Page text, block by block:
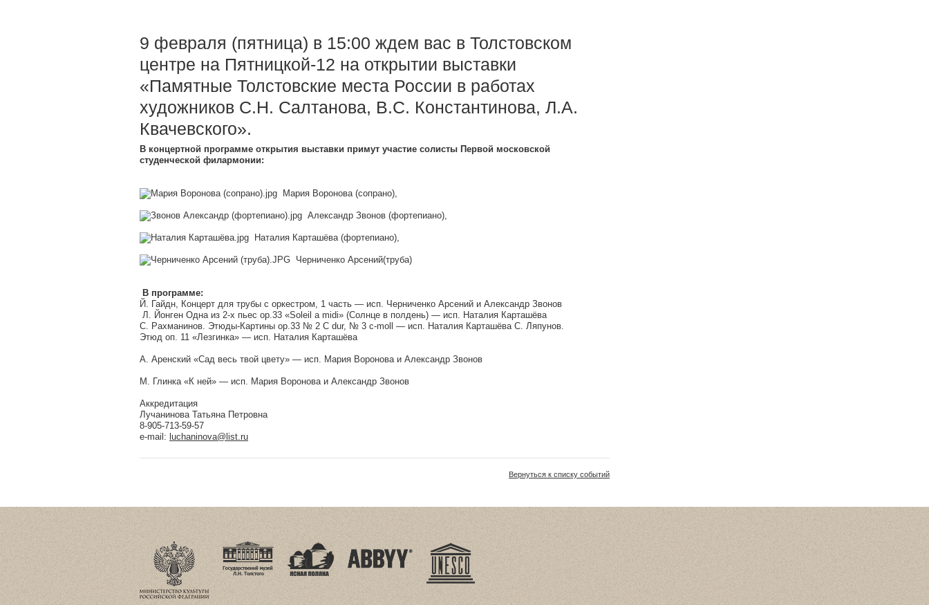
9 февраля (пятница) в 15:00 ждем вас в Толстовском
центре на Пятницкой-12 на открытии выставки
«Памятные Толстовские места России в работах
художников С.Н. Салтанова, В.С. Константинова, Л.А.
Квачевского».
В концертной программе открытия выставки примут участие солисты Первой московской
студенческой филармонии:
Мария Воронова (сопрано),
Александр Звонов (фортепиано),
Наталия Карташёва (фортепиано),
Черниченко Арсений(труба)
В программе:
Й. Гайдн, Концерт для трубы с оркестром, 1 часть — исп. Черниченко Арсений и Александр Звонов
Л. Йонген Одна из 2-х пьес op.33 «Soleil a midi» (Солнце в полдень) — исп. Наталия Карташёва
С. Рахманинов. Этюды-Картины ор.33 № 2 C dur, № 3 c-moll — исп. Наталия Карташёва С. Ляпунов.
Этюд оп. 11 «Лезгинка» — исп. Наталия Карташёва
А. Аренский «Сад весь твой цвету» — исп. Мария Воронова и Александр Звонов
М. Глинка «К ней» — исп. Мария Воронова и Александр Звонов
Аккредитация
Лучанинова Татьяна Петровна
8-905-713-59-57
e-mail: luchaninova@list.ru
Вернуться к списку событий